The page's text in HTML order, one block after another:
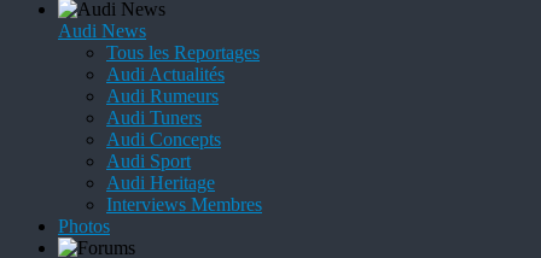
Audi News
Tous les Reportages
Audi Actualités
Audi Rumeurs
Audi Tuners
Audi Concepts
Audi Sport
Audi Heritage
Interviews Membres
Photos